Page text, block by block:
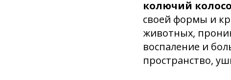
колючий
своей формы и
животных,
воспаление и
пространство,